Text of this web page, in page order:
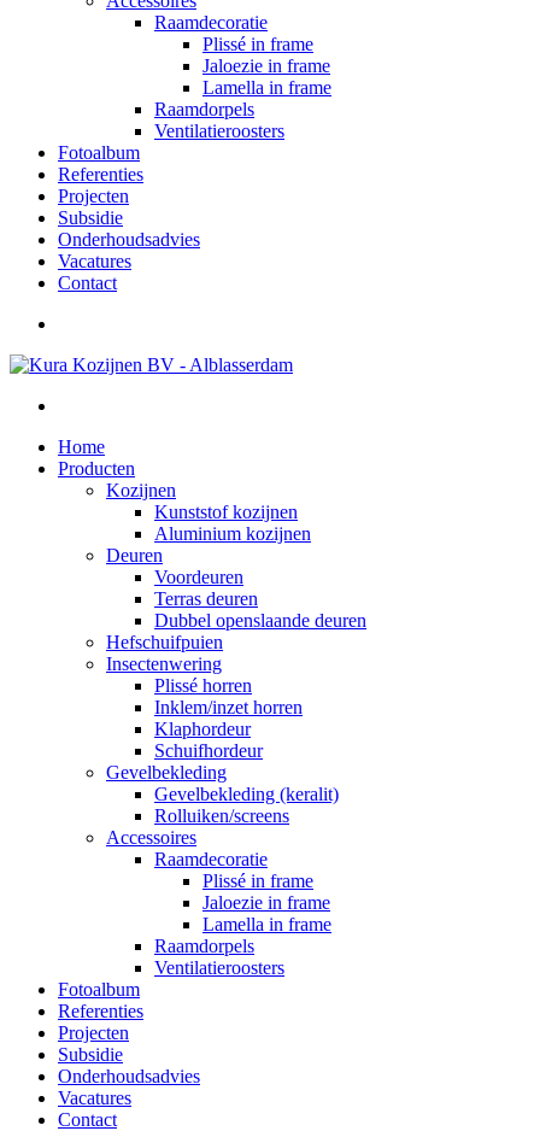
Raamdecoratie
Plissé in frame
Jaloezie in frame
Lamella in frame
Raamdorpels
Ventilatieroosters
Fotoalbum
Referenties
Projecten
Subsidie
Onderhoudsadvies
Vacatures
Contact
Home
Producten
Kozijnen
Kunststof kozijnen
Aluminium kozijnen
Deuren
Voordeuren
Terras deuren
Dubbel openslaande deuren
Hefschuifpuien
Insectenwering
Plissé horren
Inklem/inzet horren
Klaphordeur
Schuifhordeur
Gevelbekleding
Gevelbekleding (keralit)
Rolluiken/screens
Accessoires
Raamdecoratie
Plissé in frame
Jaloezie in frame
Lamella in frame
Raamdorpels
Ventilatieroosters
Fotoalbum
Referenties
Projecten
Subsidie
Onderhoudsadvies
Vacatures
Contact